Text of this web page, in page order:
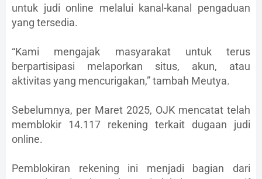
untuk judi online melalui kanal-kanal pengaduan
yang tersedia.
“Kami mengajak masyarakat untuk terus
berpartisipasi melaporkan situs, akun, atau
aktivitas yang mencurigakan,” tambah Meutya.
Sebelumnya, per Maret 2025, OJK mencatat telah
memblokir 14.117 rekening terkait dugaan judi
online.
Pemblokiran rekening ini menjadi bagian dari